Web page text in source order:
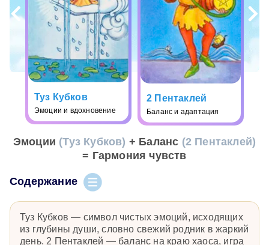
Туз Кубков
Эмоции и вдохновение
2 Пентаклей
Баланс и адаптация
Эмоции (Туз Кубков) + Баланс (2 Пентаклей)
= Гармония чувств
Содержание
Туз Кубков — символ чистых эмоций, исходящих
из глубины души, словно свежий родник в жаркий
день. 2 Пентаклей — баланс на краю хаоса, игра